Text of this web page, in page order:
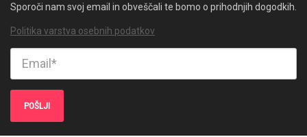
Sporoči nam svoj email in obveščali te bomo o prihodnjih dogodkih.
Politika varstva osebnih podatkov